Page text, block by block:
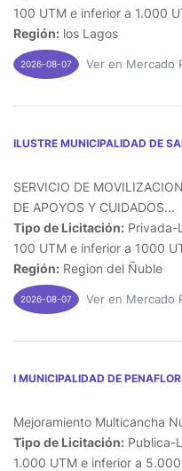
100 UTM e inferior a 1.000
Región: los Lagos
2026-08-07 Ver en Mercado
ILUSTRE MUNICIPALIDAD DE
SERVICIO DE
DE APOYOS Y CUIDADOS...
Tipo de Licitación: Privada-
100 UTM e inferior a 1000
Región: Region del Ñuble
2026-08-07 Ver en Mercado
I MUNICIPALIDAD DE PENAFLOR
Mejoramiento Multicancha
Tipo de Licitación: Publica-
1.000 UTM e inferior a